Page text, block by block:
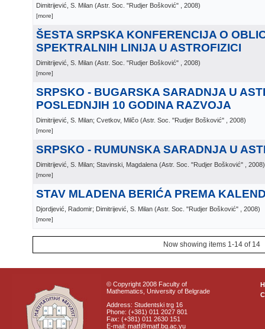
Dimitrijević, S. Milan (Astr. Soc. "Rudjer Bošković" , 2008)
[more]
ŠESTA SRPSKA KONFERENCIJA O
SPEKTRALNIH LINIJA U ASTROFIZICI
Dimitrijević, S. Milan (Astr. Soc. "Rudjer Bošković" , 2008)
[more]
SRPSKO - BUGARSKA SARADNJA U
POSLEDNJIH 10 GODINA RAZVOJA
Dimitrijević, S. Milan; Cvetkov, Milčo (Astr. Soc. "Rudjer Bošković" , 2008)
[more]
SRPSKO - RUMUNSKA SARADNJA U
Dimitrijević, S. Milan; Stavinski, Magdalena (Astr. Soc. "Rudjer Bošković" , 2008)
[more]
STAV MLADENA BERIĆA PREMA
Djordjević, Radomir; Dimitrijević, S. Milan (Astr. Soc. "Rudjer Bošković" , 2008)
[more]
Now showing items 1-14 of 14
© Copyright 2008 Faculty of
Mathematics, University of Belgrade
Address: Studentski trg 16
Phone: (+381) 011 2027 801
Fax: (+381) 011 2630 151
E-mail: matf@matf.bg.ac.yu